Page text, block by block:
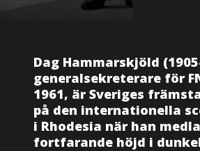
Dag Hammarskjöld
generalsekreterare för
1961, är Sveriges
på den internationella
i Rhodesia när han
fortfarande höjd i